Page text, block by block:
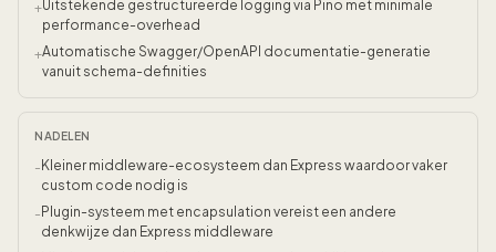
+Uitstekende gestructureerde logging via Pino met minimale
performance-overhead
+Automatische Swagger/OpenAPI documentatie-generatie
vanuit schema-definities
NADELEN
- Kleiner middleware-ecosysteem dan Express waardoor vaker
custom code nodig is
- Plugin-systeem met encapsulation vereist een andere
denkwijze dan Express middleware